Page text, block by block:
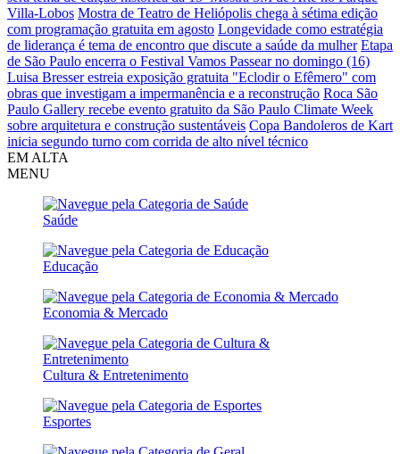
Villa-Lobos Mostra de Teatro de Heliópolis chega à sétima edição
com programação gratuita em agosto Longevidade como estratégia
de liderança é tema de encontro que discute a saúde da mulher Etapa
de São Paulo encerra o Festival Vamos Passear no domingo (16)
Luisa Bresser estreia exposição gratuita "Eclodir o Efêmero" com
obras que investigam a impermanência e a reconstrução Roca São
Paulo Gallery recebe evento gratuito da São Paulo Climate Week
sobre arquitetura e construção sustentáveis Copa Bandoleros de Kart
inicia segundo turno com corrida de alto nível técnico
EM ALTA
MENU
Saúde
Educação
Economia & Mercado
Cultura & Entretenimento
Esportes